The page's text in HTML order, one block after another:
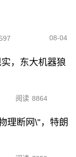
08-04
，东大机器狼
阅读 8864
理断网\"，特朗